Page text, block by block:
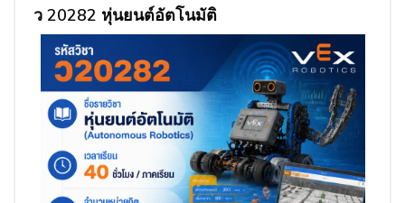
ว 20282 หุ่นยนต์อัตโนมัติ